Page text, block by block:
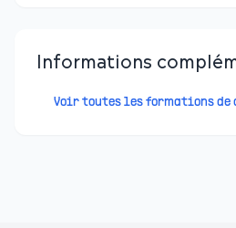
Informations
Voir toutes les formations de